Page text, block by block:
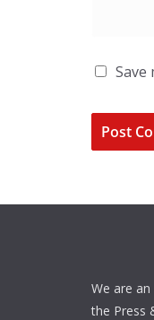
Save
We are
the Press